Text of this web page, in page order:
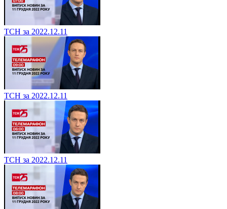
ТСН за 2022.12.11
ТСН за 2022.12.11
ТСН за 2022.12.11